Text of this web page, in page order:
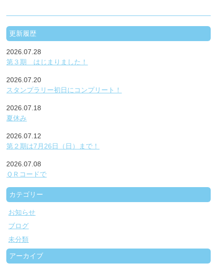
更新履歴
2026.07.28
第３期 はじまりました！
2026.07.20
スタンプラリー初日にコンプリート！
2026.07.18
夏休み
2026.07.12
第２期は7月26日（日）まで！
2026.07.08
ＱＲコードで
カテゴリー
お知らせ
ブログ
未分類
アーカイブ